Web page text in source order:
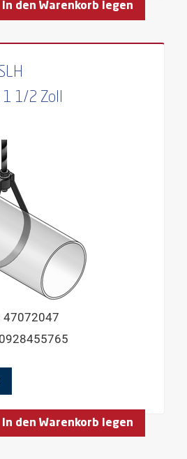
In den Warenkorb legen
1 1/2 Zoll
47072047
In den Warenkorb legen